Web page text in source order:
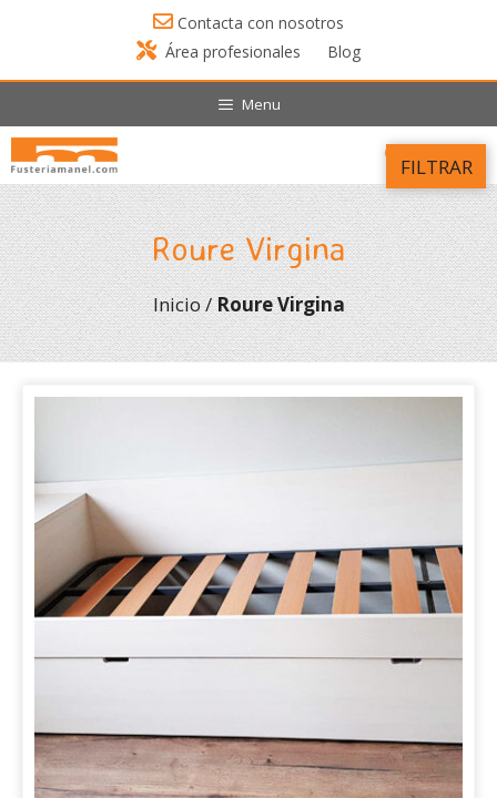
Contacta con nosotros
Área profesionales
Blog
Menu
Menú
Roure Virgina
Inicio/Roure Virgina
FILTRAR